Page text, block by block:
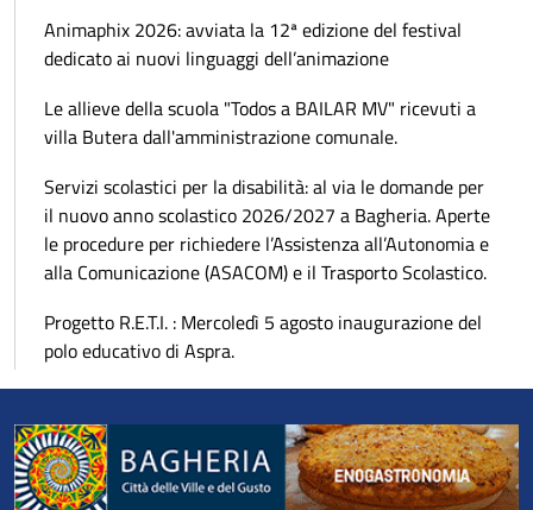
Animaphix 2026: avviata la 12ª edizione del festival
dedicato ai nuovi linguaggi dell’animazione
Le allieve della scuola "Todos a BAILAR MV" ricevuti a
villa Butera dall'amministrazione comunale.
Servizi scolastici per la disabilità: al via le domande per
il nuovo anno scolastico 2026/2027 a Bagheria. Aperte
le procedure per richiedere l’Assistenza all’Autonomia e
alla Comunicazione (ASACOM) e il Trasporto Scolastico.
Progetto R.E.T.I. : Mercoledì 5 agosto inaugurazione del
polo educativo di Aspra.